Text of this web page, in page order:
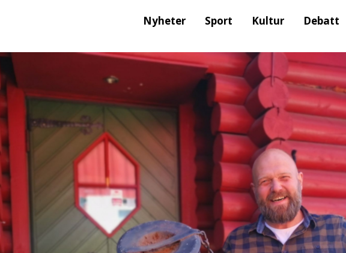
Nyheter Sport Kultur Debatt